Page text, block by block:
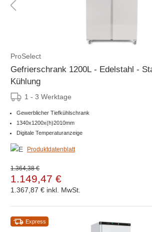
ProSelect
Gefrierschrank 1200L - Edelstahl -
Kühlung
1 - 3 Werktage
Gewerblicher Tiefkühlschrank
1340x1200x(h)2010mm
Digitale Temperaturanzeige
Produktdatenblatt
1.364,38 €
1.149,47 €
1.367,87 € inkl. MwSt.
Express